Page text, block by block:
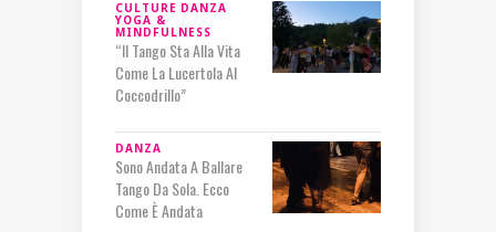
CULTURE DANZA
YOGA &
MINDFULNESS
“Il Tango Sta Alla Vita
Come La Lucertola Al
Coccodrillo”
DANZA
Sono Andata A Ballare
Tango Da Sola. Ecco
Come È Andata